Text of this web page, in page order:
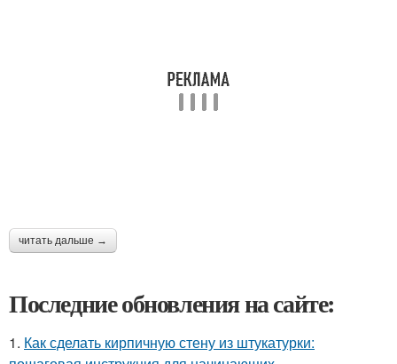
читать дальше →
Последние обновления на сайте:
1. Как сделать кирпичную стену из штукатурки: